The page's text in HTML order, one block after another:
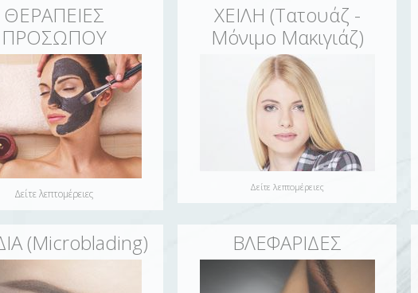
ΘΕΡΑΠΕΙΕΣ
ΠΡΟΣΩΠΟΥ
Δείτε λεπτομέρειες
ΧΕΙΛΗ (Τατουάζ -
Μόνιμο Μακιγιάζ)
Δείτε λεπτομέρειες
(Microblading) ΒΛΕΦΑΡΙΔΕΣ